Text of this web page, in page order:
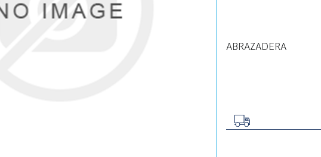
ABRAZADERA